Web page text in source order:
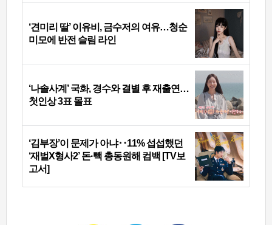
‘견미리 딸’ 이유비, 금수저의 여유…청순
미모에 반전 슬림 라인
‘나솔사계’ 국화, 경수와 결별 후 재출연…
첫인상 3표 몰표
‘김부장’이 문제가 아냐‥11% 섭섭했던
‘재벌X형사2’ 돈·빽 총동원해 컴백 [TV보
고서]